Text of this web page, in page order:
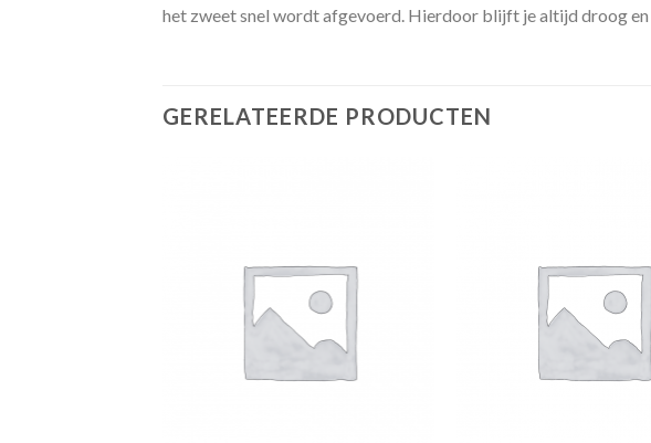
het zweet snel wordt afgevoerd. Hierdoor blijft je altijd droog
GERELATEERDE PRODUCTEN